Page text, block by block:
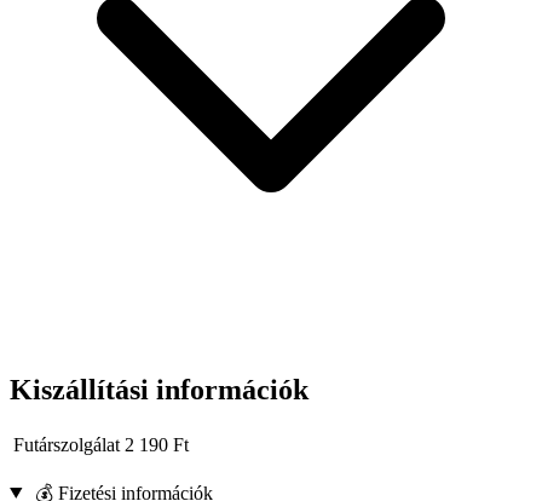
Kiszállítási információk
Futárszolgálat 2 190 Ft
💰 Fizetési információk